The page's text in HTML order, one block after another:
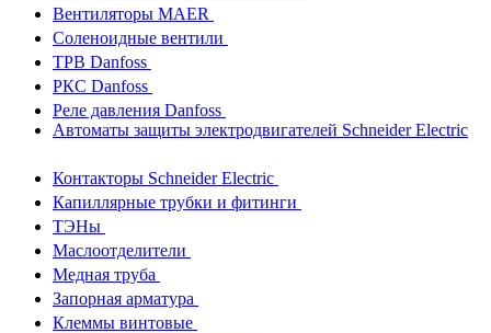
Вентиляторы MAER
Соленоидные вентили
ТРВ Danfoss
РКС Danfoss
Реле давления Danfoss
Автоматы защиты электродвигателей Schneider Electric
Контакторы Schneider Electric
Капиллярные трубки и фитинги
ТЭНы
Маслоотделители
Медная труба
Запорная арматура
Клеммы винтовые